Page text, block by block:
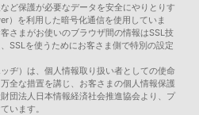
ど保護が必要なデータを安全にやりとりす
）を利用した暗号化通信を使用していま
さまがお使いのブラウザ間の情報はSSL技
SSLを使うためにお客さま側で特別の設定
ヂ）は、個人情報取り扱い者としての使命
全な措置を講じ、お客さまの個人情報保護
団法人日本情報経済社会推進協会より、プ
います。